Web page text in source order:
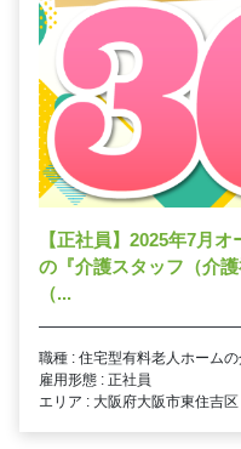
【正社員】2025年7月
の『介護スタッフ（介
（...
職種 : 住宅型有料老人ホーム
雇用形態 : 正社員
エリア : 大阪府大阪市東住吉区